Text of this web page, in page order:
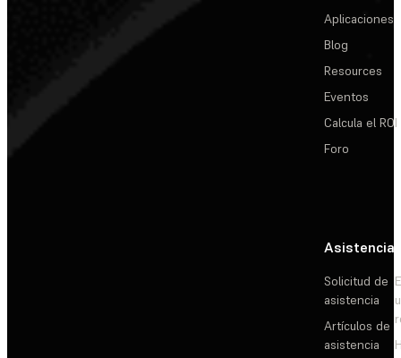
Aplicaciones
Blog
Resources
Eventos
Calcula el ROI
Foro
Asistencia
Solicitud de
asistencia
Artículos de
asistencia